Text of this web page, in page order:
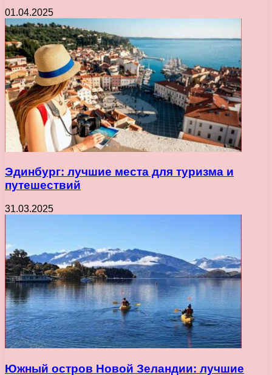
01.04.2025
Эдинбург: лучшие места для туризма и
путешествий
31.03.2025
Южный остров Новой Зеландии: лучшие